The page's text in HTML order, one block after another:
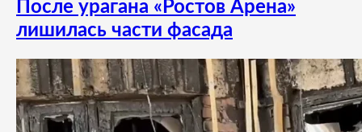
После урагана «Ростов Арена»
лишилась части фасада